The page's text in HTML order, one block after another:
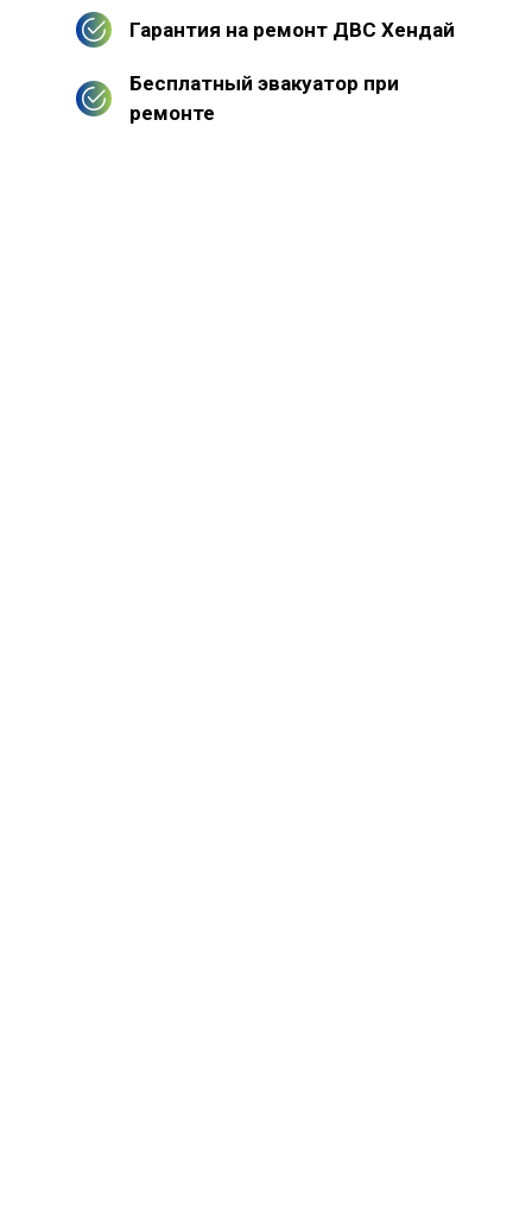
Гарантия на ремонт ДВС Хендай
Бесплатный эвакуатор при
ремонте